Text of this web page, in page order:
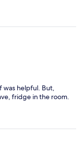
was helpful. But,
fridge in the room.